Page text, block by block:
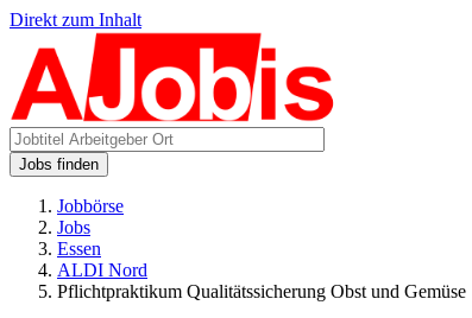
Direkt zum Inhalt
Jobs finden
Jobbörse
Jobs
Essen
ALDI Nord
Pflichtpraktikum Qualitätssicherung Obst und Gemüse